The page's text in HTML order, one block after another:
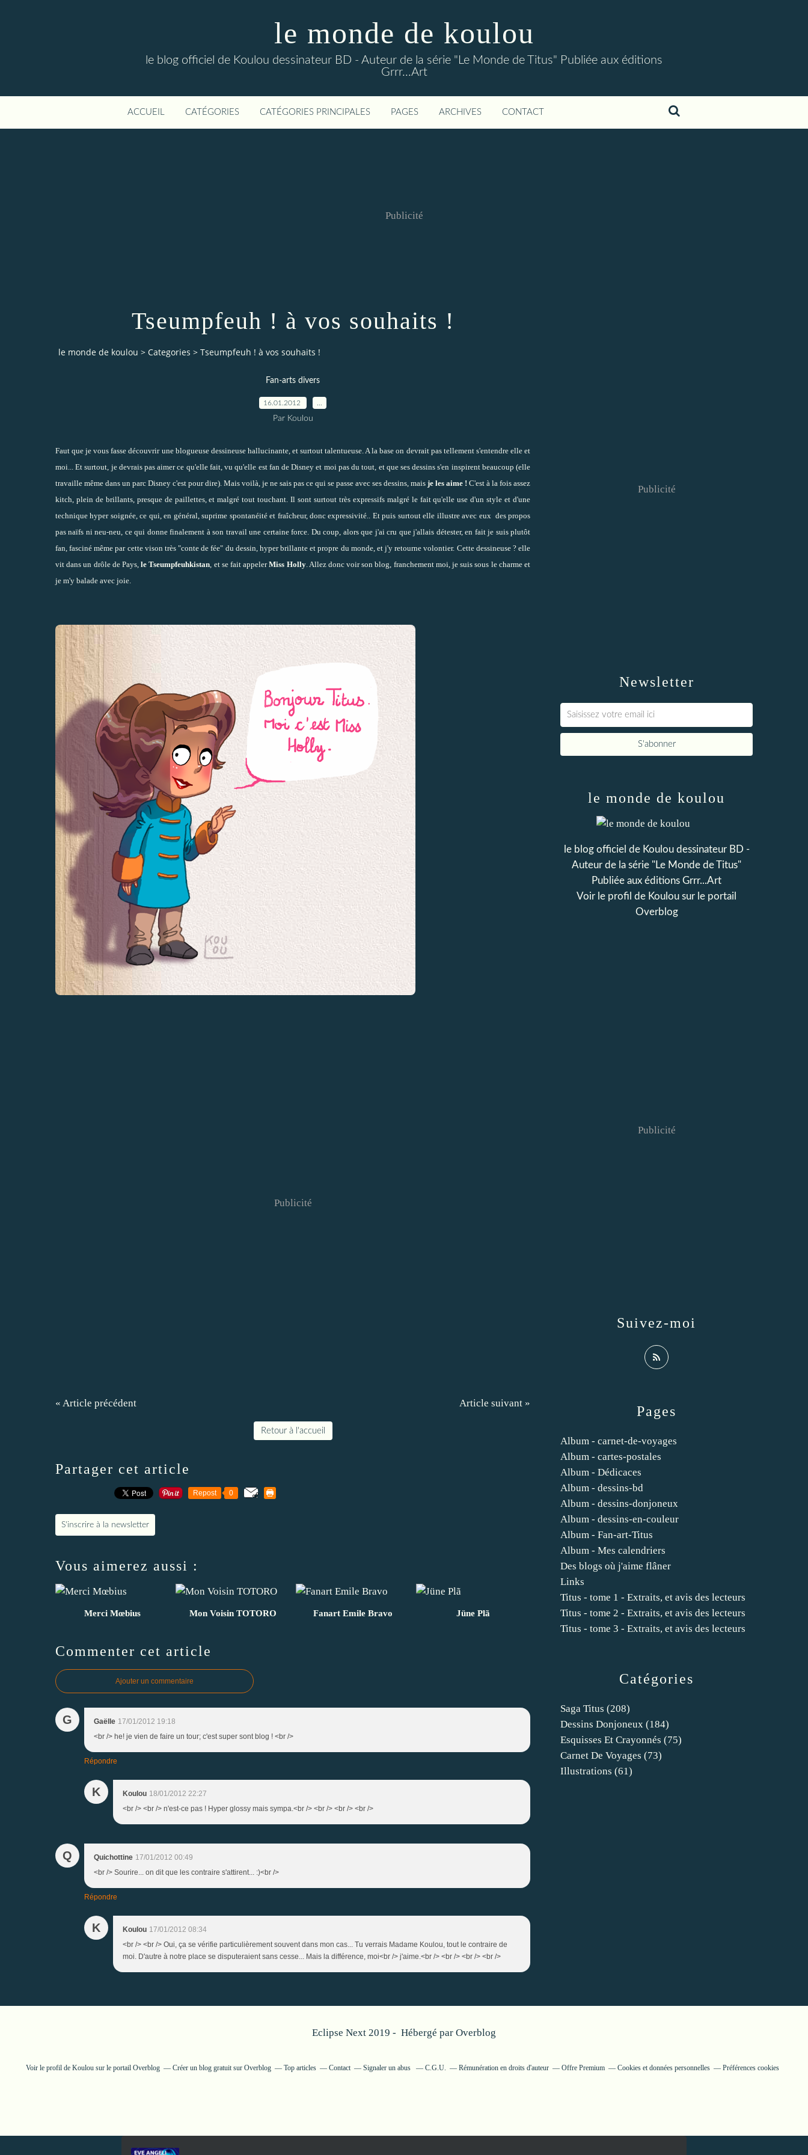
le monde de koulou
le blog officiel de Koulou dessinateur BD - Auteur de la série "Le Monde de Titus" Publiée aux éditions
Grrr...Art
ACCUEIL CATÉGORIES CATÉGORIES PRINCIPALES PAGES ARCHIVES CONTACT
Publicité
Tseumpfeuh ! à vos souhaits !
le monde de koulou > Categories > Tseumpfeuh ! à vos souhaits !
Fan-arts divers
16.01.2012
Par Koulou
Faut que je vous fasse découvrir une blogueuse dessineuse hallucinante, et surtout talentueuse. A la base on devrait pas tellement s'entendre elle et
moi... Et surtout, je devrais pas aimer ce qu'elle fait, vu qu'elle est fan de Disney et moi pas du tout, et que ses dessins s'en inspirent beaucoup (elle
travaille même dans un parc Disney c'est pour dire). Mais voilà, je ne sais pas ce qui se passe avec ses dessins, mais je les aime ! C'est à la fois assez
kitch, plein de brillants, presque de paillettes, et malgré tout touchant. Il sont surtout très expressifs malgré le fait qu'elle use d'un style et d'une
technique hyper soignée, ce qui, en général, suprime spontanéité et fraîcheur, donc expressivité.. Et puis surtout elle illustre avec eux des propos
pas naïfs ni neu-neu, ce qui donne finalement à son travail une certaine force. Du coup, alors que j'ai cru que j'allais détester, en fait je suis plutôt
fan, fasciné même par cette vison très "conte de fée" du dessin, hyper brillante et propre du monde, et j'y retourne volontier. Cette dessineuse ? elle
vit dans un drôle de Pays,le Tseumpfeuhkistan , et se fait appelerMiss Holly. Allez donc voir son blog, franchement moi, je suis sous le charme et
je m'y balade avec joie.
Publicité
« Article précédent Article suivant »
Retour à l'accueil
Partager cet article
Repost 0
S'inscrire à la newsletter
Vous aimerez aussi :
Merci Mœbius Mon Voisin TOTORO Fanart Emile Bravo Jüne Plã
Commenter cet article
Ajouter un commentaire
G Gaëlle 17/01/2012 19:18
<br /> he! je vien de faire un tour; c'est super sont blog ! <br />
Répondre
K Koulou 18/01/2012 22:27
<br /> <br /> n'est-ce pas ! Hyper glossy mais sympa.<br /> <br /> <br /> <br />
Q Quichottine 17/01/2012 00:49
<br /> Sourire... on dit que les contraire s'attirent... :)<br />
Répondre
K Koulou 17/01/2012 08:34
<br /> <br /> Oui, ça se vérifie particulièrement souvent dans mon cas... Tu verrais Madame Koulou, tout le contraire de
moi. D'autre à notre place se disputeraient sans cesse... Mais la différence, moi<br /> j'aime.<br /> <br /> <br /> <br />
Newsletter
Publicité
Catégories
Saga Titus (208)
Dessins Donjoneux (184)
Esquisses Et Crayonnés (75)
Carnet De Voyages (73)
Illustrations (61)
Pages
Album - carnet-de-voyages
Album - cartes-postales
Album - Dédicaces
Album - dessins-bd
Album - dessins-donjoneux
Album - dessins-en-couleur
Album - Fan-art-Titus
Album - Mes calendriers
Des blogs où j'aime flâner
Links
Titus - tome 1 - Extraits, et avis des lecteurs
Titus - tome 2 - Extraits, et avis des lecteurs
Titus - tome 3 - Extraits, et avis des lecteurs
le monde de koulou
le blog officiel de Koulou dessinateur BD -
Auteur de la série "Le Monde de Titus"
Publiée aux éditions Grrr...Art
Voir le profil de Koulou sur le portail
Overblog
Suivez-moi
Publicité
Eclipse Next 2019 - Hébergé par Overblog
Voir le profil de Koulou sur le portail Overblog Créer un blog gratuit sur Overblog Top articles Contact Signaler un abus C.G.U. Rémunération en droits d'auteur Offre Premium Cookies et données personnelles Préférences cookies